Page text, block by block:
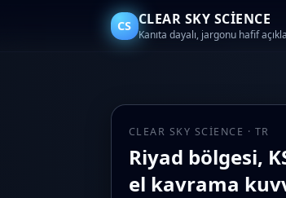
CS CLEAR SKY SCIENCE
Kanıta dayalı, jargonu hafif
CLEAR SKY SCIENCE · TR
Riyad bölgesi,
el kavrama